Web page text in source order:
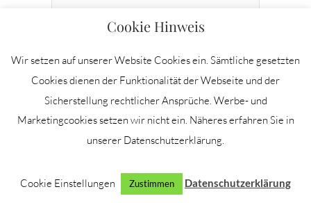
Cookie Hinweis
Wir setzen auf unserer Website Cookies ein. Sämtliche gesetzten
Cookies dienen der Funktionalität der Webseite und der
Sicherstellung rechtlicher Ansprüche. Werbe- und
Marketingcookies setzen wir nicht ein. Näheres erfahren Sie in
unserer Datenschutzerklärung.
Cookie Einstellungen Zustimmen Datenschutzerklärung